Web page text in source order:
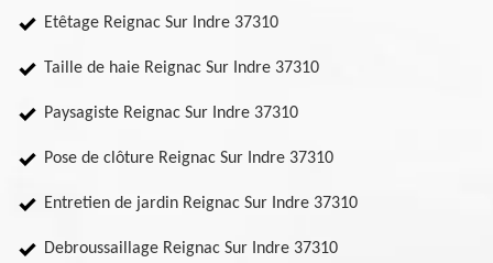
Etêtage Reignac Sur Indre 37310
Taille de haie Reignac Sur Indre 37310
Paysagiste Reignac Sur Indre 37310
Pose de clôture Reignac Sur Indre 37310
Entretien de jardin Reignac Sur Indre 37310
Debroussaillage Reignac Sur Indre 37310